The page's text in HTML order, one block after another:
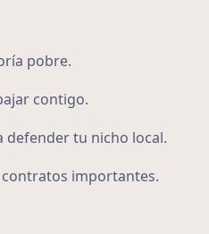
pobre.
contigo.
defender tu nicho local.
contratos importantes.